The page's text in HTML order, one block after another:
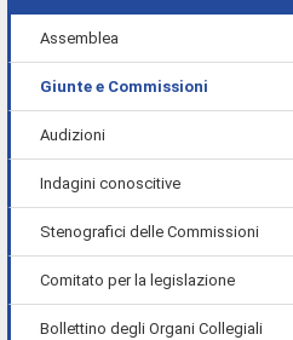
Assemblea
Giunte e Commissioni
Audizioni
Indagini conoscitive
Stenografici delle Commissioni
Comitato per la legislazione
Bollettino degli Organi Collegiali